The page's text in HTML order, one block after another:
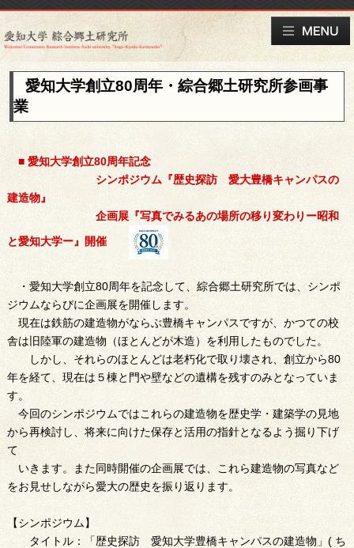
愛知大学創立80周年・綜合郷土研究所参画事
業
■ 愛知大学創立80周年記念
シンポジウム『歴史探訪 愛大豊橋キャンパスの
建造物』
企画展『写真でみるあの場所の移り変わりー昭和
と愛知大学ー』開催
・愛知大学創立80周年を記念して、綜合郷土研究所では、シンポ
ジウムならびに企画展を開催します。
現在は鉄筋の建造物がならぶ豊橋キャンパスですが、かつての校
舎は旧陸軍の建造物（ほとんどが木造）を利用したものでした。
しかし、それらのほとんどは老朽化で取り壊され、創立から80
年を経て、現在は５棟と門や壁などの遺構を残すのみとなっていま
す。
今回のシンポジウムではこれらの建造物を歴史学・建築学の見地
から再検討し、将来に向けた保存と活用の指針となるよう掘り下げ
て
いきます。また同時開催の企画展では、これら建造物の写真など
をお見せしながら愛大の歴史を振り返ります。
【シンポジウム】
タイトル：「歴史探訪 愛知大学豊橋キャンパスの建造物」( ち